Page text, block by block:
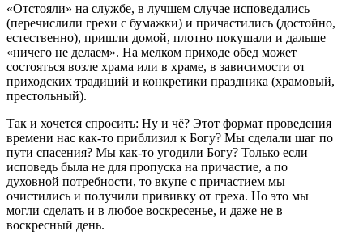
«Отстояли» на службе, в лучшем случае исповедались
(перечислили грехи с бумажки) и причастились (достойно,
естественно), пришли домой, плотно покушали и дальше
«ничего не делаем». На мелком приходе обед может
состояться возле храма или в храме, в зависимости от
приходских традиций и конкретики праздника (храмовый,
престольный).
Так и хочется спросить: Ну и чё? Этот формат проведения
времени нас как-то приблизил к Богу? Мы сделали шаг по
пути спасения? Мы как-то угодили Богу? Только если
исповедь была не для пропуска на причастие, а по
духовной потребности, то вкупе с причастием мы
очистились и получили прививку от греха. Но это мы
могли сделать и в любое воскресенье, и даже не в
воскресный день.